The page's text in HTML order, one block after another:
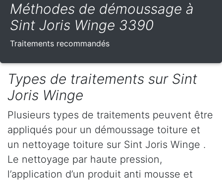
Méthodes de démoussage à
Sint Joris Winge 3390
Traitements recommandés
Types de traitements sur Sint
Joris Winge
Plusieurs types de traitements peuvent être
appliqués pour un démoussage toiture et
un nettoyage toiture sur Sint Joris Winge .
Le nettoyage par haute pression,
l’application d’un produit anti mousse et